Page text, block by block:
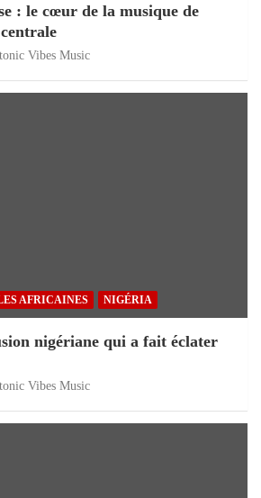
: le cœur de la musique de
Vibes Music
AFRICAINES NIGÉRIA
nigériane qui a fait éclater
Vibes Music